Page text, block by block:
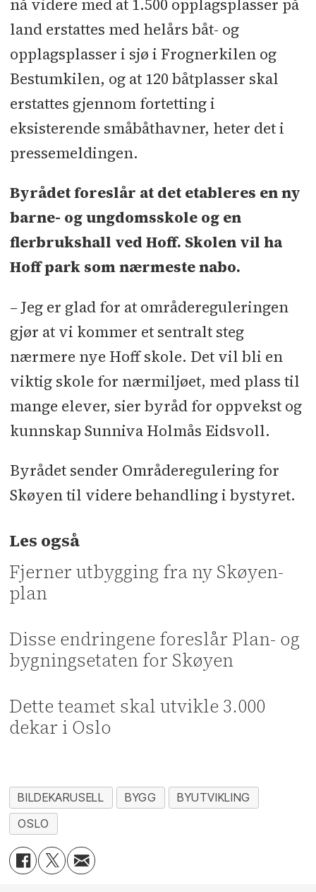
nå videre med at 1.500 opplagsplasser på
land erstattes med helårs båt- og
opplagsplasser i sjø i Frognerkilen og
Bestumkilen, og at 120 båtplasser skal
erstattes gjennom fortetting i
eksisterende småbåthavner, heter det i
pressemeldingen.
Byrådet foreslår at det etableres en ny
barne- og ungdomsskole og en
flerbrukshall ved Hoff. Skolen vil ha
Hoff park som nærmeste nabo.
– Jeg er glad for at områdereguleringen
gjør at vi kommer et sentralt steg
nærmere nye Hoff skole. Det vil bli en
viktig skole for nærmiljøet, med plass til
mange elever, sier byråd for oppvekst og
kunnskap Sunniva Holmås Eidsvoll.
Byrådet sender Områderegulering for
Skøyen til videre behandling i bystyret.
Les også
Fjerner utbygging fra ny Skøyen-
plan
Disse endringene foreslår Plan- og
bygningsetaten for Skøyen
Dette teamet skal utvikle 3.000
dekar i Oslo
BILDEKARUSELL BYGG
BYUTVIKLING
OSLO